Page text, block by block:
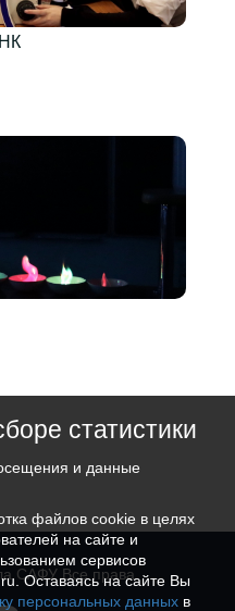
статистики
и данные
файлов cookie в целях
на сайте и
сервисов
Оставаясь на сайте Вы
персональных данных в
САФУ Все права